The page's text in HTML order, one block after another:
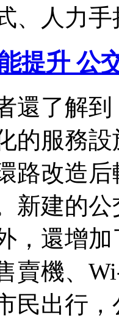
、人力手
提升 公
還了解
的服務
路改造
新建的
，還增
賣機、
民出行